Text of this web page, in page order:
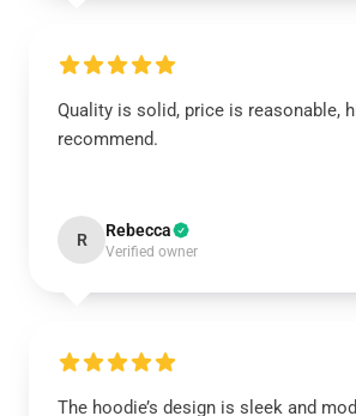
Quality is solid, price is reasonable,
recommend.
R Rebecca
Verified owner
The hoodie’s design is sleek and